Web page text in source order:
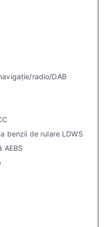
radio/DAB
benzii de rulare LDWS
AEBS